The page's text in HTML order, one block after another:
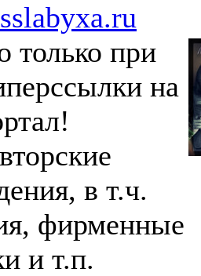
только при
на
в т.ч.
фирменные
и т.п.